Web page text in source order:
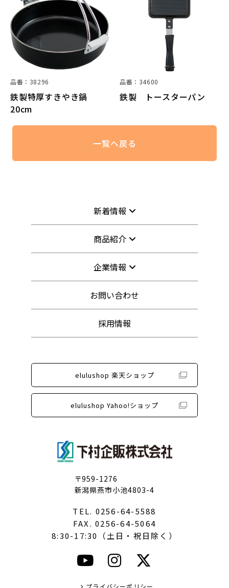
鉄製特厚すきやき鍋
20cm
品番：38296
鉄製 トースターパン
品番：34600
一覧へ戻る
新着情報
商品紹介
企業情報
お問い合わせ
採用情報
elulushop 楽天ショップ
elulushop Yahoo!ショップ
〒959-1276
新潟県燕市小池4803-4
TEL. 0256-64-5588
FAX. 0256-64-5064
8:30-17:30（土日・祝日除く）
プライバシーポリシー